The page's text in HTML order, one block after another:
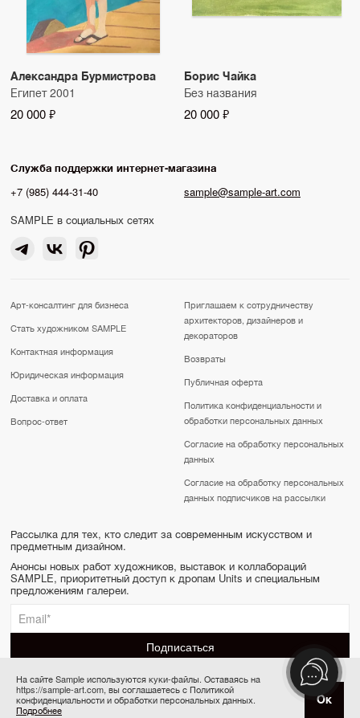
Купить за 80 000 ₽
Александра Бурмистрова
Египет 2001
20 000 ₽
Борис Чайка
Без названия
20 000 ₽
Служба поддержки интернет-магазина
+7 (985) 444-31-40
sample@sample-art.com
SAMPLE в социальных сетях
Арт-консалтинг для бизнеса
Стать художником SAMPLE
Контактная информация
Юридическая информация
Доставка и оплата
Вопрос-ответ
Приглашаем к сотрудничеству
архитекторов, дизайнеров и
декораторов
Возвраты
Публичная оферта
Политика конфиденциальности и
обработки персональных данных
Согласие на обработку персональных
данных
Согласие на обработку персональных
данных подписчиков на рассылки
Рассылка для тех, кто следит за современным искусством и
предметным дизайном.
Анонсы новых работ художников, выставок и коллабораций
SAMPLE, приоритетный доступ к дропам Units и специальным
предложениям галереи.
SAMPLE | Online gallery & Auction © 2022-2026
Сделано в Апривер
На сайте Sample используются куки-файлы. Оставаясь на
https://sample-art.com, вы соглашаетесь с Политикой
конфиденциальности и обработки персональных данных.
Подробнее
Ок